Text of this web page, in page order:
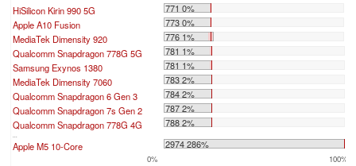
HiSilicon Kirin 990 5G
771 0%
Apple A10 Fusion
773 0%
MediaTek Dimensity 920
776 1%
Qualcomm Snapdragon 778G 5G
781 1%
Samsung Exynos 1380
781 1%
MediaTek Dimensity 7060
783 2%
Qualcomm Snapdragon 6 Gen 3
784 2%
Qualcomm Snapdragon 7s Gen 2
787 2%
Qualcomm Snapdragon 778G 4G
788 2%
...
Apple M5 10-Core 2974 286%
0% 100%